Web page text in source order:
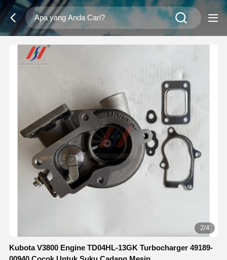
2/4
Kubota V3800 Engine TD04HL-13GK Turbocharger 49189-